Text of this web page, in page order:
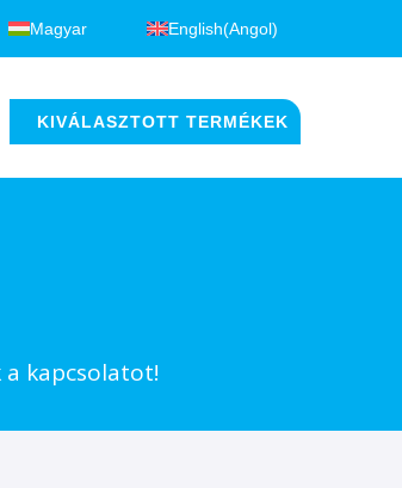
Magyar English(Angol)
KIVÁLASZTOTT TERMÉKEK
kapcsolatot!